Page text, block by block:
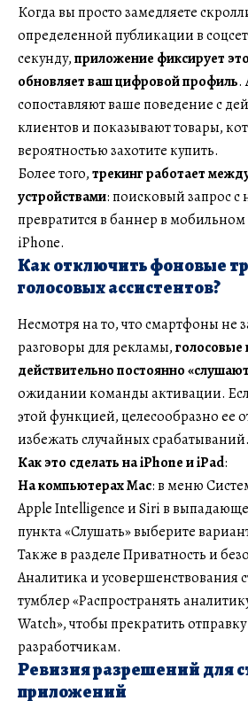
Когда вы просто замедляете
определенной публикации в
секунду,приложение фиксирует
обновляет ваш цифровой профиль.
сопоставляют ваше поведение с
клиентов и показывают товары,
вероятностью захотите купить.
Более того,трекинг работает
устройствами: поисковый запрос с
превратится в баннер в
iPhone.
Как отключить фоновые
голосовых ассистентов?
Несмотря на то, что смартфоны не
разговоры для рекламы,
действительно постоянно
ожидании команды активации.
этой функцией, целесообразно ее
избежать случайных срабатываний.
Как это сделать на iPhone и iPad:
На компьютерах Mac: в меню
Apple Intelligence и Siri в
пункта «Слушать» выберите
Также в разделе Приватность и
Аналитика и усовершенствования
тумблер «Распространять
Watch», чтобы прекратить
разработчикам.
Ревизия разрешений для
приложений